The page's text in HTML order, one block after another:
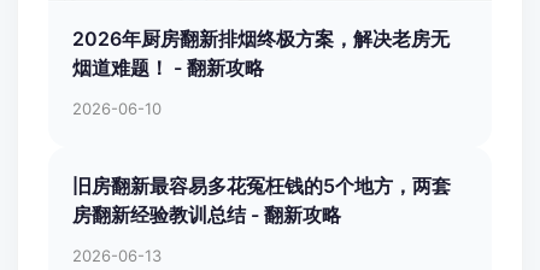
2026年厨房翻新排烟终极方案，解决老房无
烟道难题！ - 翻新攻略
2026-06-10
旧房翻新最容易多花冤枉钱的5个地方，两套
房翻新经验教训总结 - 翻新攻略
2026-06-13